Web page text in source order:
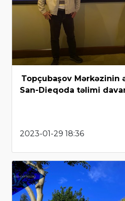
Topçubaşov Mərkəzinin
San-Dieqoda təlimi
2023-01-29 18:36